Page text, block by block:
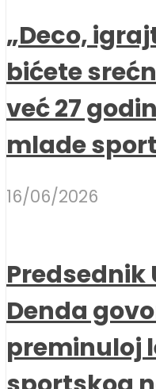
„Deco,
bićete
već 27
mlade
16/06/2026
Predsednik
Denda
preminuloj